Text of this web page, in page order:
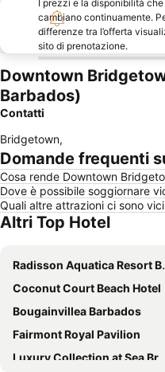
I prezzi e la disponibilità
cambiano continuamente.
differenze tra l’offerta
sito di prenotazione.
Downtown
Barbados)
Contatti
Bridgetown,
Domande frequenti
Cosa rende Downtown
Dove è possibile soggiornare
Quali altre attrazioni ci sono
Altri Top Hotel
Radisson Aquatica Resort Barbados
Coconut Court Beach Hotel
Bougainvillea Barbados
Fairmont Royal Pavilion
Luxury Collection at Sea Breeze Hotel